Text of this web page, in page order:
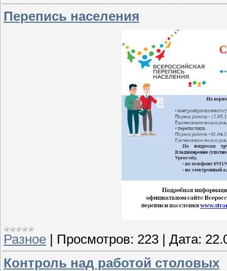
Перепись населения
Разное Просмотров: 223 Дата:
Контроль над работой столовых